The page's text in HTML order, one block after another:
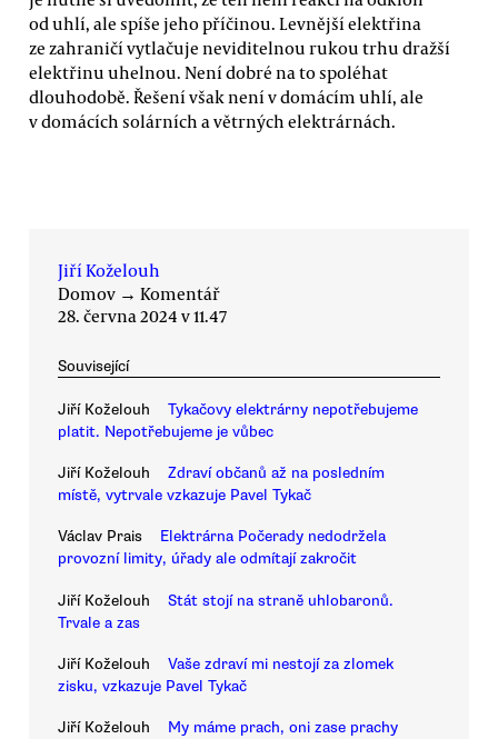
od uhlí, ale spíše jeho příčinou. Levnější elektřina
ze zahraničí vytlačuje neviditelnou rukou trhu dražší
elektřinu uhelnou. Není dobré na to spoléhat
dlouhodobě. Řešení však není v domácím uhlí, ale
v domácích solárních a větrných elektrárnách.
Jiří Koželouh
Domov → Komentář
28. června 2024 v 11.47
Související
Jiří Koželouh
Tykačovy elektrárny nepotřebujeme
platit. Nepotřebujeme je vůbec
Jiří Koželouh
Zdraví občanů až na posledním
místě, vytrvale vzkazuje Pavel Tykač
Václav Prais
Elektrárna Počerady nedodržela
provozní limity, úřady ale odmítají zakročit
Jiří Koželouh
Stát stojí na straně uhlobaronů.
Trvale a zas
Jiří Koželouh
Vaše zdraví mi nestojí za zlomek
zisku, vzkazuje Pavel Tykač
Jiří Koželouh My máme prach, oni zase prachy